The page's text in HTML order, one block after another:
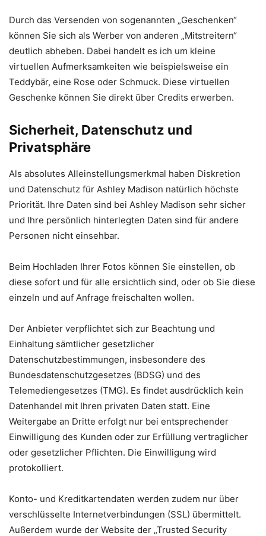
Durch das Versenden von sogenannten „Geschenken“
können Sie sich als Werber von anderen „Mitstreitern“
deutlich abheben. Dabei handelt es ich um kleine
virtuellen Aufmerksamkeiten wie beispielsweise ein
Teddybär, eine Rose oder Schmuck. Diese virtuellen
Geschenke können Sie direkt über Credits erwerben.
Sicherheit, Datenschutz und
Privatsphäre
Als absolutes Alleinstellungsmerkmal haben Diskretion
und Datenschutz für Ashley Madison natürlich höchste
Priorität. Ihre Daten sind bei Ashley Madison sehr sicher
und Ihre persönlich hinterlegten Daten sind für andere
Personen nicht einsehbar.
Beim Hochladen Ihrer Fotos können Sie einstellen, ob
diese sofort und für alle ersichtlich sind, oder ob Sie diese
einzeln und auf Anfrage freischalten wollen.
Der Anbieter verpflichtet sich zur Beachtung und
Einhaltung sämtlicher gesetzlicher
Datenschutzbestimmungen, insbesondere des
Bundesdatenschutzgesetzes (BDSG) und des
Telemediengesetzes (TMG). Es findet ausdrücklich kein
Datenhandel mit Ihren privaten Daten statt. Eine
Weitergabe an Dritte erfolgt nur bei entsprechender
Einwilligung des Kunden oder zur Erfüllung vertraglicher
oder gesetzlicher Pflichten. Die Einwilligung wird
protokolliert.
Konto- und Kreditkartendaten werden zudem nur über
verschlüsselte Internetverbindungen (SSL) übermittelt.
Außerdem wurde der Website der „Trusted Security